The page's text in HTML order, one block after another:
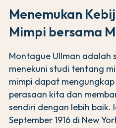
Menemukan
Mimpi bersama
Montague Ullman adalah
menekuni studi tentang
mimpi dapat
perasaan kita dan
sendiri dengan lebih baik.
September 1916 di New